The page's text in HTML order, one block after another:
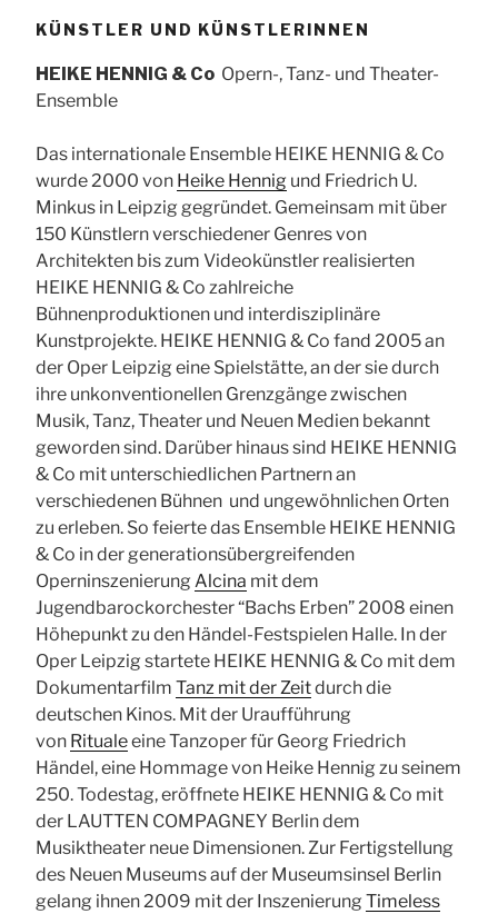
KÜNSTLER UND KÜNSTLERINNEN
HEIKE HENNIG & Co Opern-, Tanz- und Theater-
Ensemble
Das internationale Ensemble HEIKE HENNIG & Co
wurde 2000 von Heike Hennig und Friedrich U.
Minkus in Leipzig gegründet. Gemeinsam mit über
150 Künstlern verschiedener Genres von
Architekten bis zum Videokünstler realisierten
HEIKE HENNIG & Co zahlreiche
Bühnenproduktionen und interdisziplinäre
Kunstprojekte. HEIKE HENNIG & Co fand 2005 an
der Oper Leipzig eine Spielstätte, an der sie durch
ihre unkonventionellen Grenzgänge zwischen
Musik, Tanz, Theater und Neuen Medien bekannt
geworden sind. Darüber hinaus sind HEIKE HENNIG
& Co mit unterschiedlichen Partnern an
verschiedenen Bühnen und ungewöhnlichen Orten
zu erleben. So feierte das Ensemble HEIKE HENNIG
& Co in der generationsübergreifenden
Operninszenierung Alcina mit dem
Jugendbarockorchester “Bachs Erben” 2008 einen
Höhepunkt zu den Händel-Festspielen Halle. In der
Oper Leipzig startete HEIKE HENNIG & Co mit dem
Dokumentarfilm Tanz mit der Zeitdurch die
deutschen Kinos. Mit der Uraufführung
von Ritualeeine Tanzoper für Georg Friedrich
Händel, eine Hommage von Heike Hennig zu seinem
250. Todestag, eröffnete HEIKE HENNIG & Co mit
der LAUTTEN COMPAGNEY Berlin dem
Musiktheater neue Dimensionen. Zur Fertigstellung
des Neuen Museums auf der Museumsinsel Berlin
gelang ihnen 2009 mit der Inszenierung Timeless